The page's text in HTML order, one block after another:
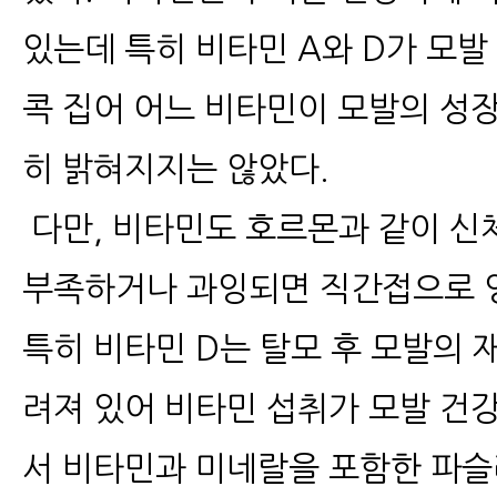
있는데 특히 비타민 A와 D가 모
콕 집어 어느 비타민이 모발의 성
히 밝혀지지는 않았다.
다만, 비타민도 호르몬과 같이 신
부족하거나 과잉되면 직간접으로
특히 비타민 D는 탈모 후 모발의
려져 있어 비타민 섭취가 모발 건
서 비타민과 미네랄을 포함한 파